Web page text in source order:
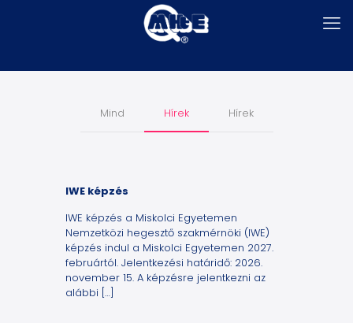
Mind Hírek Hírek
IWE képzés
IWE képzés a Miskolci Egyetemen
Nemzetközi hegesztő szakmérnöki (IWE)
képzés indul a Miskolci Egyetemen 2027.
februártól. Jelentkezési határidő: 2026.
november 15. A képzésre jelentkezni az
alábbi […]